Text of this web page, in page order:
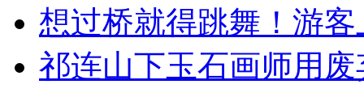
想过桥就得跳舞！游客
祁连山下玉石画师用